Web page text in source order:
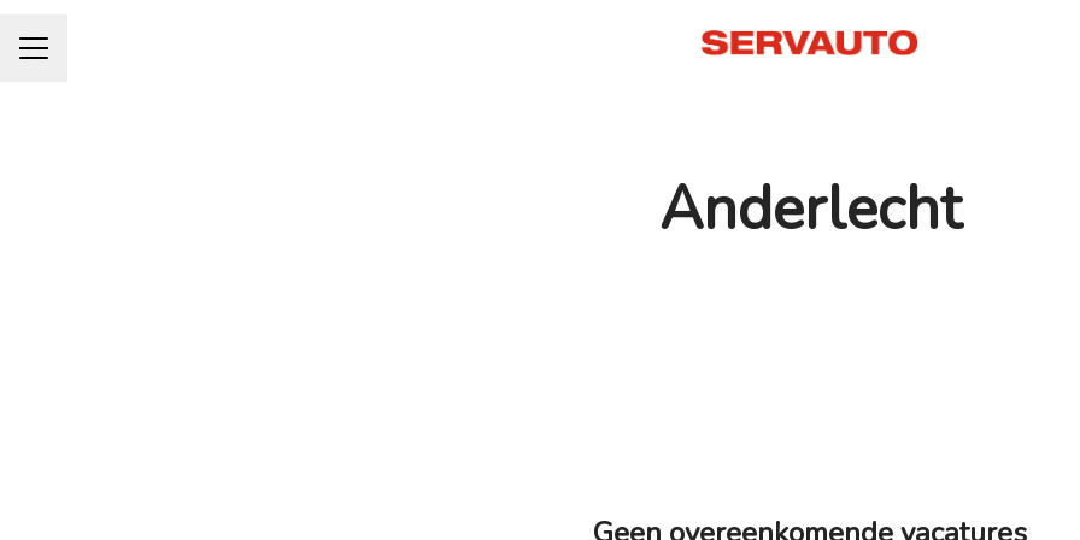
CARRIÈREMENU
Anderlecht